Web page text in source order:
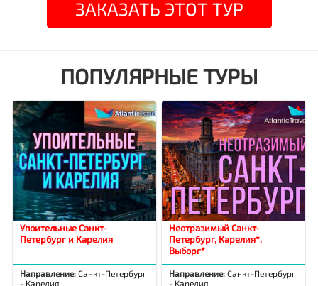
ЗАКАЗАТЬ ЭТОТ ТУР
ПОПУЛЯРНЫЕ ТУРЫ
Упоительные Санкт-
Петербург и Карелия
Направление:Санкт-Петербург
- Карелия
Неотразимый Санкт-
Петербург, Карелия*,
Выборг*
Направление:Санкт-Петербург
- Карелия